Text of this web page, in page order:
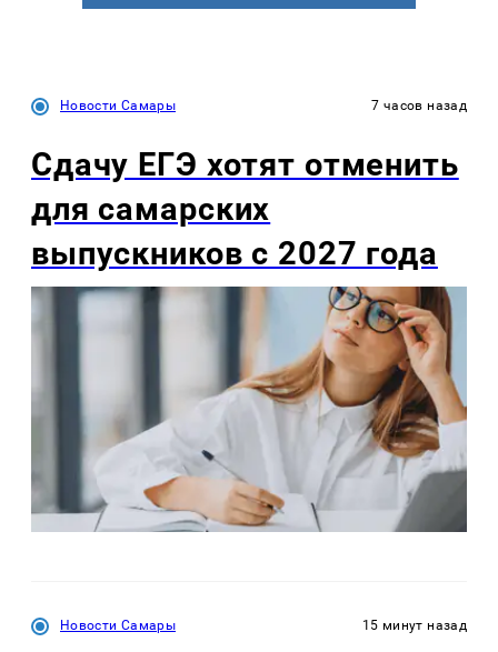
Новости Самары 7 часов назад
Сдачу ЕГЭ хотят отменить
для самарских
выпускников с 2027 года
Новости Самары 15 минут назад